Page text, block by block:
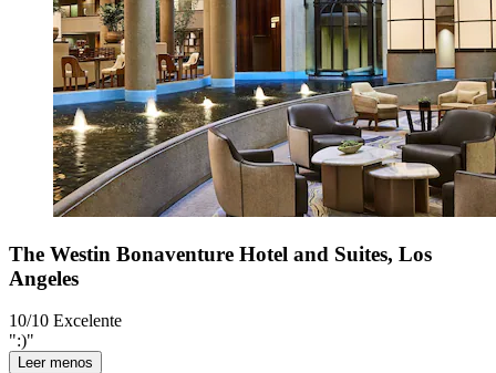
The Westin Bonaventure Hotel and Suites, Los
Angeles
10/10 Excelente
":)"
Leer menos